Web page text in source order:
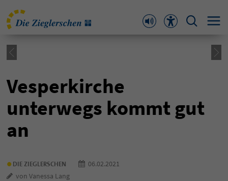
Vesperkirche
unterwegs kommt gut
an
• DIE ZIEGLERSCHEN
06.02.2021
von Vanessa Lang